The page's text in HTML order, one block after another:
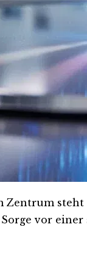
Zentrum
vor einer